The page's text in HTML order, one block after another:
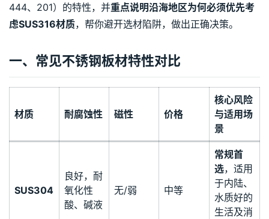
444、201）的特性，并重点说明沿海地区为何必须优先考
虑SUS316材质，帮你避开选材陷阱，做出正确决策。
一、常见不锈钢板材特性对比
材质 耐腐蚀性 磁性 价格
核心风险
与适用场
景
SUS304
良好，耐
氧化性
酸、碱液
无/弱 中等
常规首
选，适用
于内陆、
水质好的
生活及消